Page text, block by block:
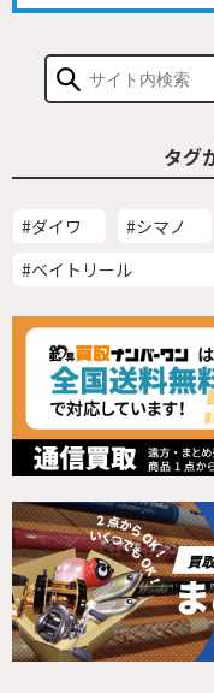
タグ
#ダイワ #シマノ
#ベイトリール